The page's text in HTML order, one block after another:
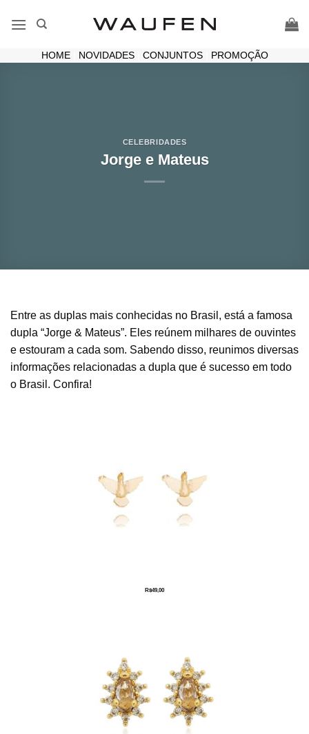
HOME| NOVIDADES| CONJUNTOS| PROMOÇÃO
CELEBRIDADES
Jorge e Mateus
Entre as duplas mais conhecidas no Brasil, está a famosa
dupla “Jorge & Mateus”. Eles reúnem milhares de ouvintes
e estouram a cada som. Sabendo disso, reunimos diversas
informações relacionadas a dupla que é sucesso em todo
o Brasil. Confira!
R$49,00